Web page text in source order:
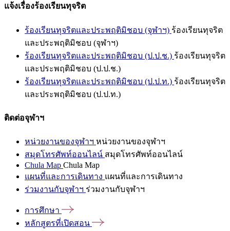
แจ้งเรื่องร้องเรียนทุจริต
ร้องเรียนทุจริตและประพฤติมิชอบ (จุฬาฯ) ร้องเรียนทุจริต
และประพฤติมิชอบ (จุฬาฯ)
ร้องเรียนทุจริตและประพฤติมิชอบ (ป.ป.ช.) ร้องเรียนทุจริต
และประพฤติมิชอบ (ป.ป.ช.)
ร้องเรียนทุจริตและประพฤติมิชอบ (ป.ป.ท.) ร้องเรียนทุจริต
และประพฤติมิชอบ (ป.ป.ท.)
ติดต่อจุฬาฯ
หน่วยงานของจุฬาฯ หน่วยงานของจุฬาฯ
สมุดโทรศัพท์ออนไลน์ สมุดโทรศัพท์ออนไลน์
Chula Map Chula Map
แผนที่และการเดินทาง แผนที่และการเดินทาง
ร่วมงานกับจุฬาฯ ร่วมงานกับจุฬาฯ
การศึกษา
หลักสูตรที่เปิดสอน